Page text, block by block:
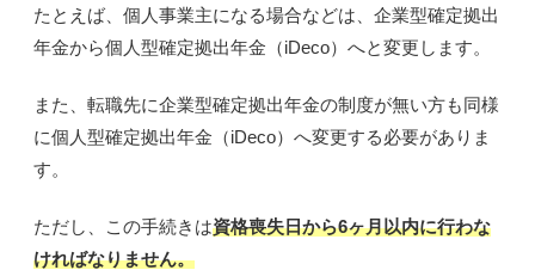
たとえば、個人事業主になる場合などは、企業型確定拠出
年金から個人型確定拠出年金（iDeco）へと変更 します。
また、転職先に企業型確定拠出年金の制度が無い方も同様
に個人型確定拠出年金（iDeco）へ変更する必要がありま
す。
ただし、この手続きは資格喪失日から6ヶ月以内に行わな
ければなりません。